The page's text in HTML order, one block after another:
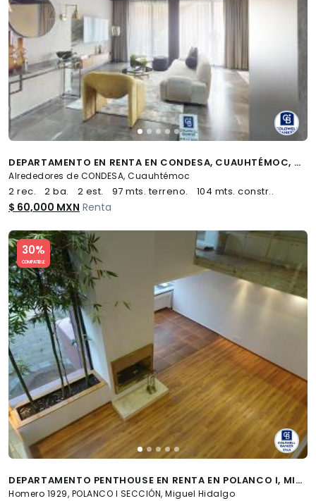
DEPARTAMENTO EN RENTA EN CONDESA, CUAUHTÉMOC, CDMX
Alrededores de CONDESA, Cuauhtémoc
2 rec. 2 ba. 2 est. 97 mts. terreno. 104 mts. constr..
$ 60,000 MXN Renta
30%
COMPATIBLE
Slide 1 of 5
DEPARTAMENTO PENTHOUSE EN RENTA EN POLANCO I, MIGUEL HIDALGO, CDMX
Homero 1929, POLANCO I SECCIÓN, Miguel Hidalgo